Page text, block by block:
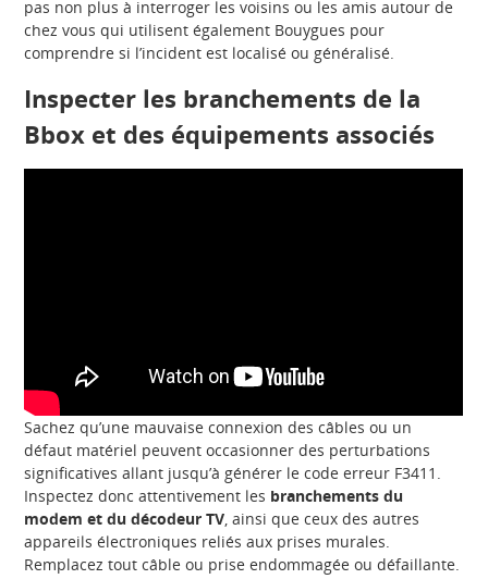
pas non plus à interroger les voisins ou les amis autour de
chez vous qui utilisent également Bouygues pour
comprendre si l’incident est localisé ou généralisé.
Inspecter les branchements de la
Bbox et des équipements associés
Sachez qu’une mauvaise connexion des câbles ou un
défaut matériel peuvent occasionner des perturbations
significatives allant jusqu’à générer le code erreur F3411.
Inspectez donc attentivement les branchements du
modem et du décodeur TV, ainsi que ceux des autres
appareils électroniques reliés aux prises murales.
Remplacez tout câble ou prise endommagée ou défaillante.